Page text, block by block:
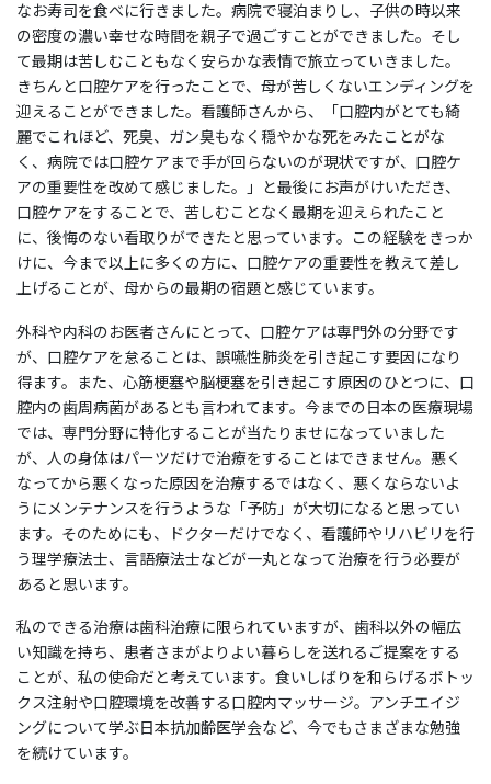
なお寿司を食べに行きました。病院で寝泊まりし、子供の時以来
の密度の濃い幸せな時間を親子で過ごすことができました。そし
て最期は苦しむこともなく安らかな表情で旅立っていきました。
きちんと口腔ケアを行ったことで、母が苦しくないエンディングを
迎えることができました。看護師さんから、「口腔内がとても綺
麗でこれほど、死臭、ガン臭もなく穏やかな死をみたことがな
く、病院では口腔ケアまで手が回らないのが現状ですが、口腔ケ
アの重要性を改めて感じました。」と最後にお声がけいただき、
口腔ケアをすることで、苦しむことなく最期を迎えられたこと
に、後悔のない看取りができたと思っています。この経験をきっか
けに、今まで以上に多くの方に、口腔ケアの重要性を教えて差し
上げることが、母からの最期の宿題と感じています。
外科や内科のお医者さんにとって、口腔ケアは専門外の分野です
が、口腔ケアを怠ることは、誤嚥性肺炎を引き起こす要因になり
得ます。また、心筋梗塞や脳梗塞を引き起こす原因のひとつに、口
腔内の歯周病菌があるとも言われてます。今までの日本の医療現場
では、専門分野に特化することが当たりませになっていました
が、人の身体はパーツだけで治療をすることはできません。悪く
なってから悪くなった原因を治療するではなく、悪くならないよ
うにメンテナンスを行うような「予防」が大切になると思ってい
ます。そのためにも、ドクターだけでなく、看護師やリハビリを行
う理学療法士、言語療法士などが一丸となって治療を行う必要が
あると思います。
私のできる治療は歯科治療に限られていますが、歯科以外の幅広
い知識を持ち、患者さまがよりよい暮らしを送れるご提案をする
ことが、私の使命だと考えています。食いしばりを和らげるボトッ
クス注射や口腔環境を改善する口腔内マッサージ。アンチエイジ
ングについて学ぶ日本抗加齢医学会など、今でもさまざまな勉強
を続けています。